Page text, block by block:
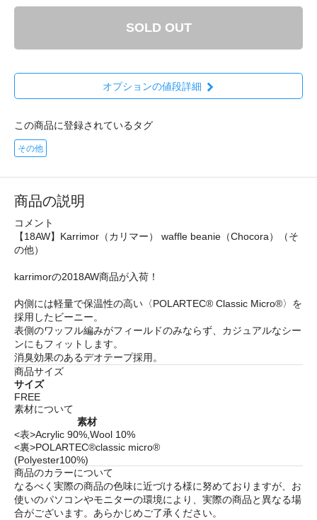
SOLD OUT
オプションの値段詳細
この商品に登録されているタグ
その他
商品の説明
コメント
【18AW】Karrimor（カリマー） waffle beanie（Chocora）（そ
の他）
karrimorの2018AW商品が入荷！
内側には軽量で保温性の高い〈POLARTEC® Classic Micro®〉を
採用したビーニー。
表側のワッフル編みがフィールドのみならず、カジュアルなシー
ンにもフィットします。
消臭効果のあるデオテープ採用。
商品サイズ
サイズ
FREE
素材について
素材
<表>Acrylic 90%,Wool 10%
<裏>POLARTEC®classic micro®
(Polyester100%)
商品のカラーについて
なるべく実際の商品の色味に近づける様に努めておりますが、お
使いのパソコンやモニターの環境により、実際の商品と異なる場
合がございます。あらかじめご了承ください。